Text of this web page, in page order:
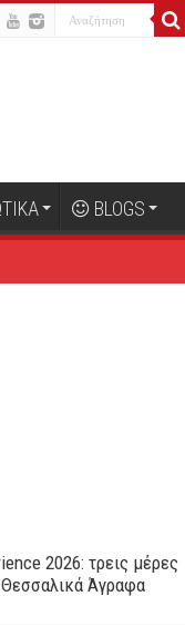
BLOGS
2026: τρεις μέρες
Άγραφα